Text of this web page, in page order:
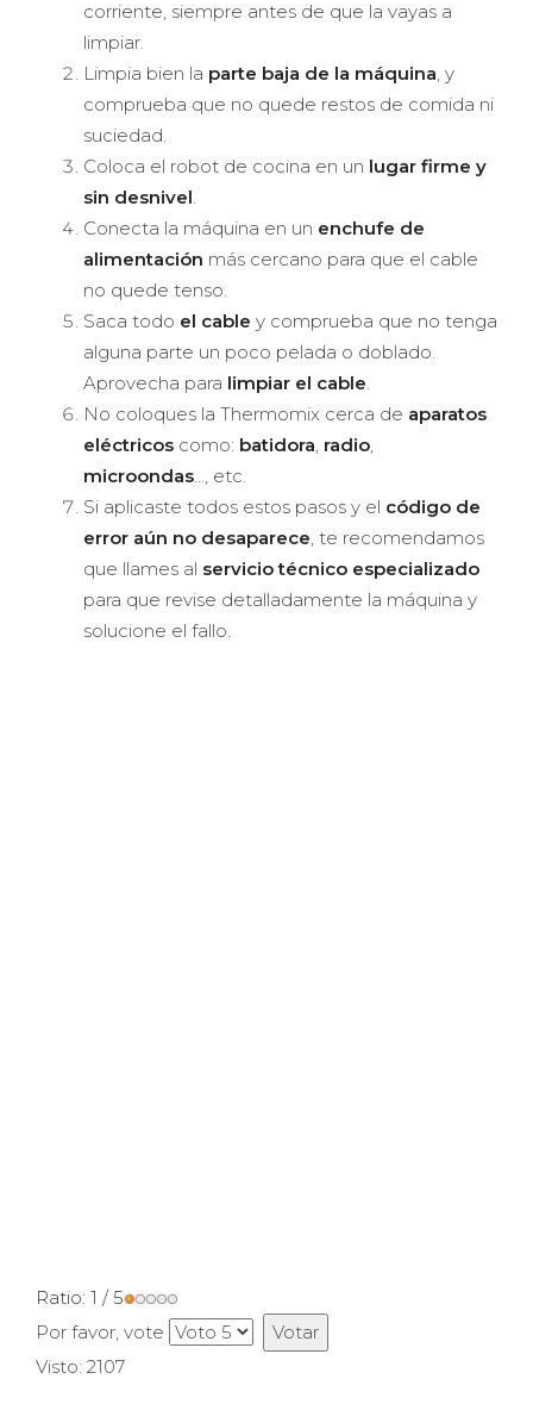
corriente, siempre antes de que la vayas a
limpiar.
Limpia bien la parte baja de la máquina, y
comprueba que no quede restos de comida ni
suciedad.
Coloca el robot de cocina en un lugar firme y
sin desnivel.
Conecta la máquina en un enchufe de
alimentación más cercano para que el cable
no quede tenso.
Saca todo el cable y comprueba que no tenga
alguna parte un poco pelada o doblado.
Aprovecha para limpiar el cable.
No coloques la Thermomix cerca de aparatos
eléctricos como: batidora, radio,
microondas…, etc.
Si aplicaste todos estos pasos y el código de
error aún no desaparece, te recomendamos
que llames al servicio técnico especializado
para que revise detalladamente la máquina y
solucione el fallo.
Ratio: 1 / 5
Por favor, vote
Visto: 2107